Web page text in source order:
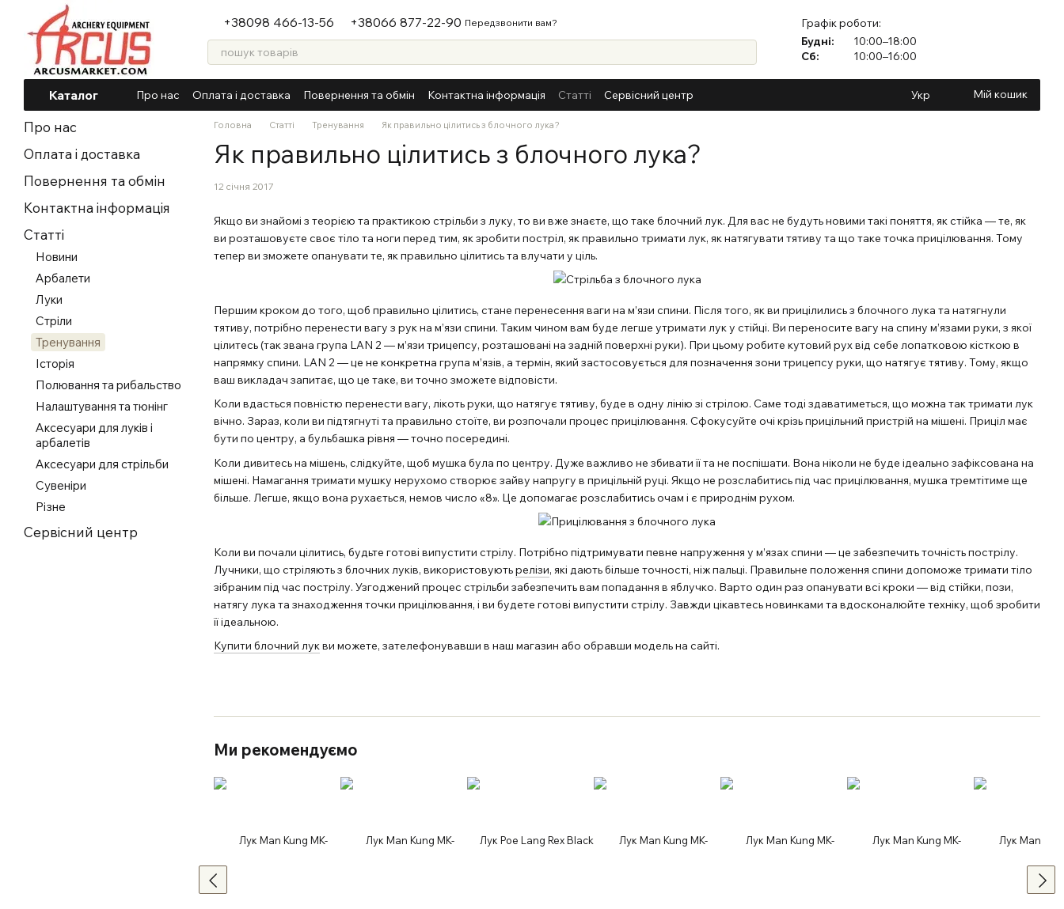
Перейти до основного контенту
+38098 466-13-56 +38066 877-22-90 Передзвонити вам?
Графік роботи:
Будні:
10:00–18:00
Сб:
10:00–16:00
Каталог Про нас Оплата і доставка Повернення та обмін Контактна інформація Статті Сервісний центр Укр Мій кошик
Головна Статті Тренування Як правильно цілитись з блочного лука?
Як правильно цілитись з блочного лука?
12 січня 2017
Якщо ви знайомі з теорією та практикою стрільби з луку, то ви вже знаєте, що таке блочний лук. Для вас не будуть новими такі поняття, як стійка — те, як
ви розташовуєте своє тіло та ноги перед тим, як зробити постріл, як правильно тримати лук, як натягувати тятиву та що таке точка прицілювання. Тому
тепер ви зможете опанувати те, як правильно цілитись та влучати у ціль.
Першим кроком до того, щоб правильно цілитись, стане перенесення ваги на м’язи спини. Після того, як ви прицілились з блочного лука та натягнули
тятиву, потрібно перенести вагу з рук на м’язи спини. Таким чином вам буде легше утримати лук у стійці. Ви переносите вагу на спину м’язами руки, з якої
цілитесь (так звана група LAN 2 — м’язи трицепсу, розташовані на задній поверхні руки). При цьому робите кутовий рух від себе лопатковою кісткою в
напрямку спини. LAN 2 — це не конкретна група м’язів, а термін, який застосовується для позначення зони трицепсу руки, що натягує тятиву. Тому, якщо
ваш викладач запитає, що це таке, ви точно зможете відповісти.
Коли вдасться повністю перенести вагу, лікоть руки, що натягує тятиву, буде в одну лінію зі стрілою. Саме тоді здаватиметься, що можна так тримати лук
вічно. Зараз, коли ви підтягнуті та правильно стоїте, ви розпочали процес прицілювання. Сфокусуйте очі крізь прицільний пристрій на мішені. Приціл має
бути по центру, а бульбашка рівня — точно посередині.
Коли дивитесь на мішень, слідкуйте, щоб мушка була по центру. Дуже важливо не збивати її та не поспішати. Вона ніколи не буде ідеально зафіксована на
мішені. Намагання тримати мушку нерухомо створює зайву напругу в прицільній руці. Якщо не розслабитись під час прицілювання, мушка тремтітиме ще
більше. Легше, якщо вона рухається, немов число «8». Це допомагає розслабитись очам і є природнім рухом.
Коли ви почали цілитись, будьте готові випустити стрілу. Потрібно підтримувати певне напруження у м’язах спини — це забезпечить точність пострілу.
Лучники, що стріляють з блочних луків, використовуютьрелізи, які дають більше точності, ніж пальці. Правильне положення спини допоможе тримати тіло
зібраним під час пострілу. Узгоджений процес стрільби забезпечить вам попадання в яблучко. Варто один раз опанувати всі кроки — від стійки, пози,
натягу лука та знаходження точки прицілювання, і ви будете готові випустити стрілу. Завжди цікавтесь новинками та вдосконалюйте техніку, щоб зробити
її ідеальною.
Купити блочний лукви можете, зателефонувавши в наш магазин або обравши модель на сайті.
Ми рекомендуємо
Про нас
Оплата і доставка
Повернення та обмін
Контактна інформація
Статті
Новини
Арбалети
Луки
Стріли
Тренування
Історія
Полювання та рибальство
Налаштування та тюнінг
Аксесуари для луків і
арбалетів
Аксесуари для стрільби
Сувеніри
Різне
Сервісний центр